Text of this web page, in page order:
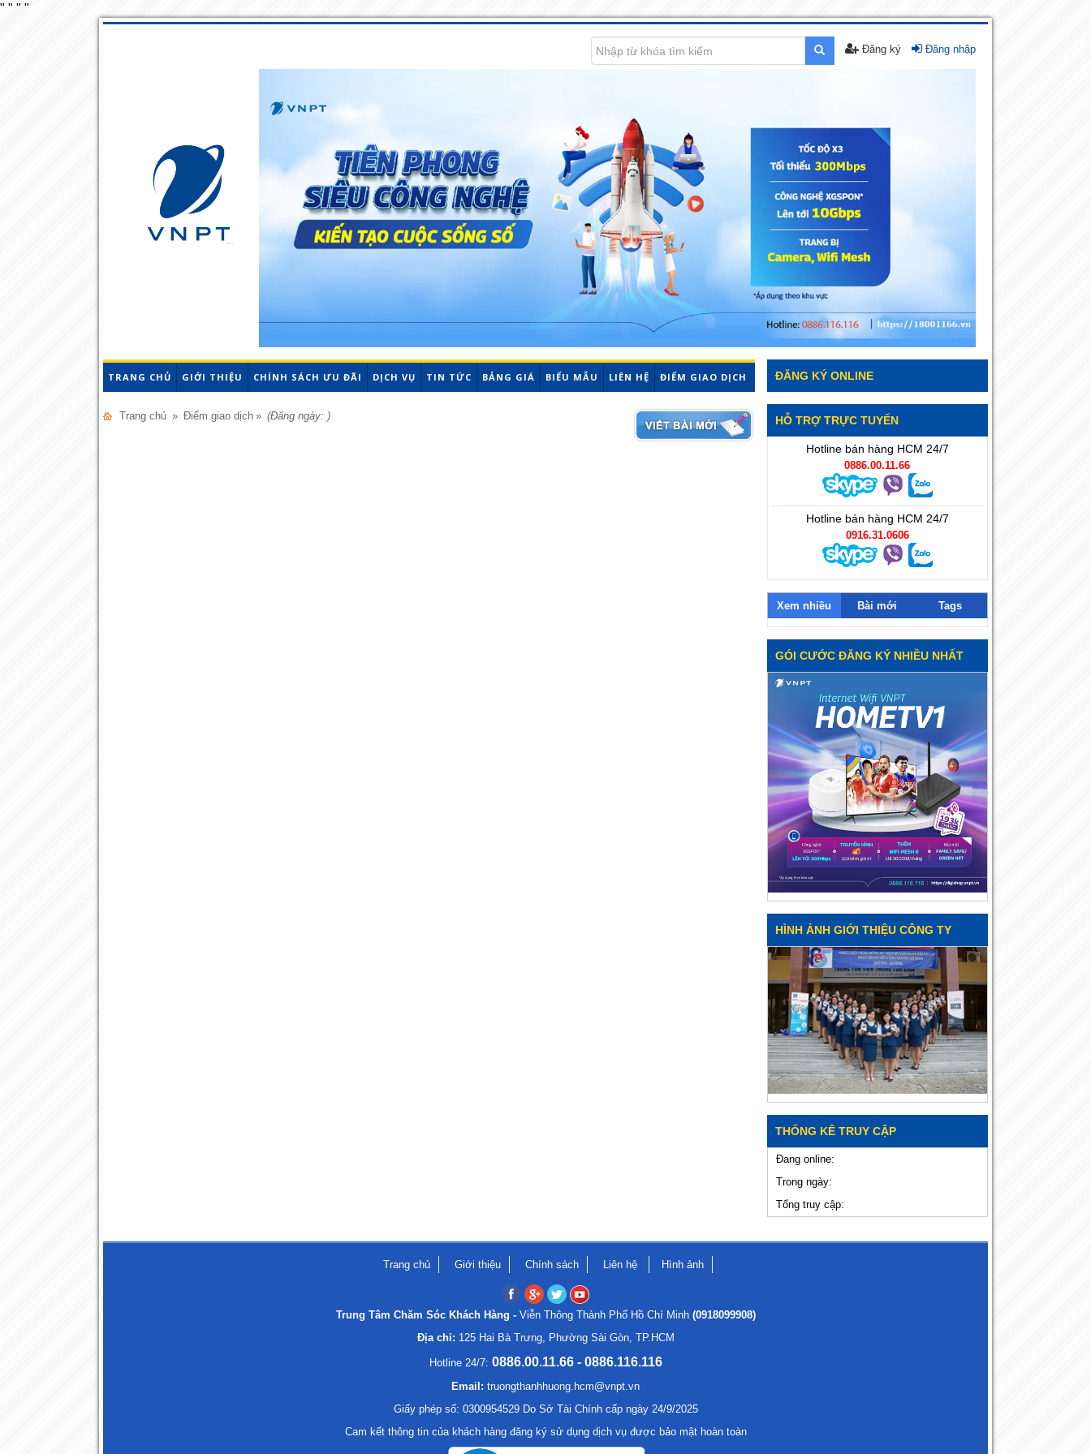
" " " "
Đăng ký Đăng nhập
TRANG CHỦ GIỚI THIỆU CHÍNH SÁCH ƯU ĐÃI DỊCH VỤ TIN TỨC BẢNG GIÁ BIỂU MẪU LIÊN HỆ ĐIỂM GIAO DỊCH
Trang chủ » Điểm giao dịch » (Đăng ngày: )
ĐĂNG KÝ ONLINE
HỖ TRỢ TRỰC TUYẾN
Hotline bán hàng HCM 24/7
0886.00.11.66
Hotline bán hàng HCM 24/7
0916.31.0606
Xem nhiều Bài mới Tags
GÓI CƯỚC ĐĂNG KÝ NHIỀU NHẤT
HÌNH ẢNH GIỚI THIỆU CÔNG TY
THỐNG KÊ TRUY CẬP
Đang online:
Trong ngày:
Tổng truy cập:
Trang chủ Giới thiệu Chính sách Liên hệ Hình ảnh
Trung Tâm Chăm Sóc Khách Hàng - Viễn Thông Thành Phố Hồ Chí Minh(0918099908)
Địa chỉ: 125 Hai Bà Trưng, Phường Sài Gòn, TP.HCM
Hotline 24/7: 0886.00.11.66 - 0886.116.116
Email: truongthanhhuong.hcm@vnpt.vn
Giấy phép số: 0300954529 Do Sở Tài Chính cấp ngày 24/9/2025
Cam kết thông tin của khách hàng đăng ký sử dụng dịch vụ được bảo mật hoàn toàn